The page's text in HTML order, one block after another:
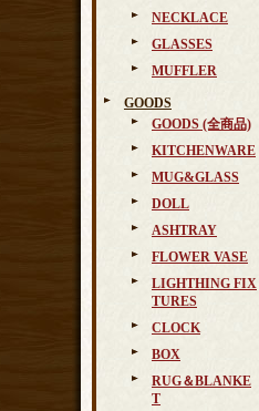
NECKLACE
GLASSES
MUFFLER
GOODS
GOODS (全商品)
KITCHENWARE
MUG&GLASS
DOLL
ASHTRAY
FLOWER VASE
LIGHTHING FIX
TURES
CLOCK
BOX
RUG＆BLANKE
T